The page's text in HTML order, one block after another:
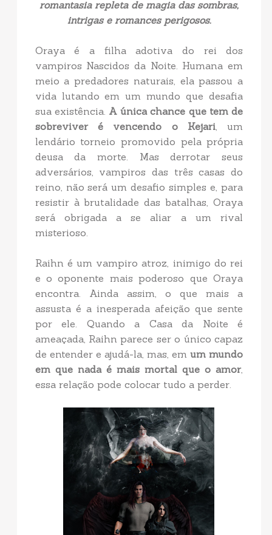
romantasia repleta de magia das sombras,
intrigas e romances perigosos.
Oraya é a filha adotiva do rei dos
vampiros Nascidos da Noite. Humana em
meio a predadores naturais, ela passou a
vida lutando em um mundo que desafia
sua existência. A única chance que tem de
sobreviver é vencendo o Kejari, um
lendário torneio promovido pela própria
deusa da morte. Mas derrotar seus
adversários, vampiros das três casas do
reino, não será um desafio simples e, para
resistir à brutalidade das batalhas, Oraya
será obrigada a se aliar a um rival
misterioso.
Raihn é um vampiro atroz, inimigo do rei
e o oponente mais poderoso que Oraya
encontra. Ainda assim, o que mais a
assusta é a inesperada afeição que sente
por ele. Quando a Casa da Noite é
ameaçada, Raihn parece ser o único capaz
de entender e ajudá-la, mas, emum mundo
em que nada é mais mortal que o amor,
essa relação pode colocar tudo a perder.